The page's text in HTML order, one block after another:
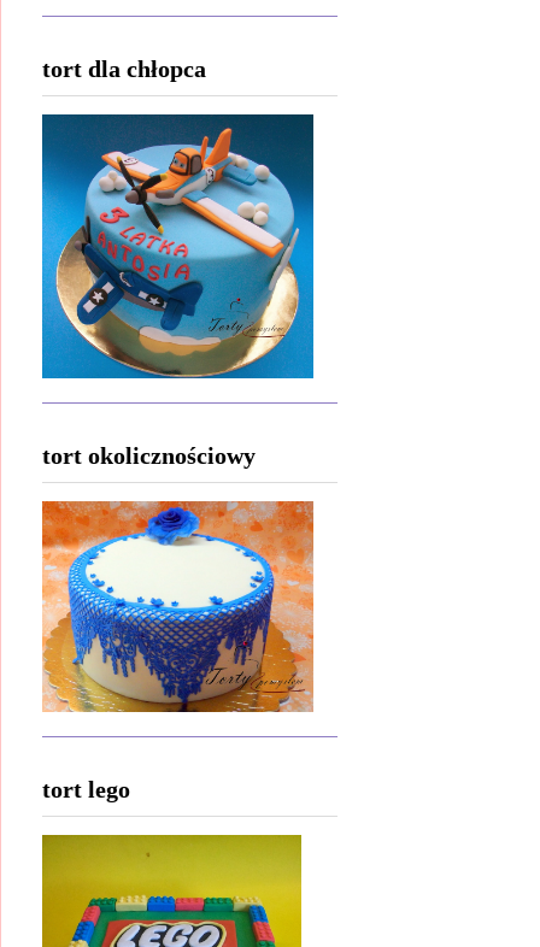
tort dla chłopca
tort okolicznościowy
tort lego